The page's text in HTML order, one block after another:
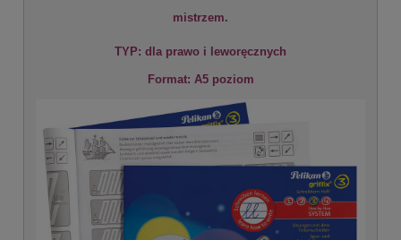
mistrzem.
TYP: dla prawo i leworęcznych
Format: A5 poziom